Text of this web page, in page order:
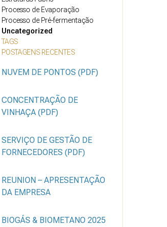
Processo de Evaporação
Processo de Pré-fermentação
Uncategorized
TAGS
POSTAGENS RECENTES
NUVEM DE PONTOS (PDF)
CONCENTRAÇÃO DE
VINHAÇA (PDF)
SERVIÇO DE GESTÃO DE
FORNECEDORES (PDF)
REUNION – APRESENTAÇÃO
DA EMPRESA
BIOGÁS & BIOMETANO 2025